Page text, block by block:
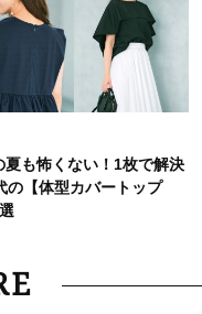
夏も怖くない！1枚で解決
【体型カバートップ